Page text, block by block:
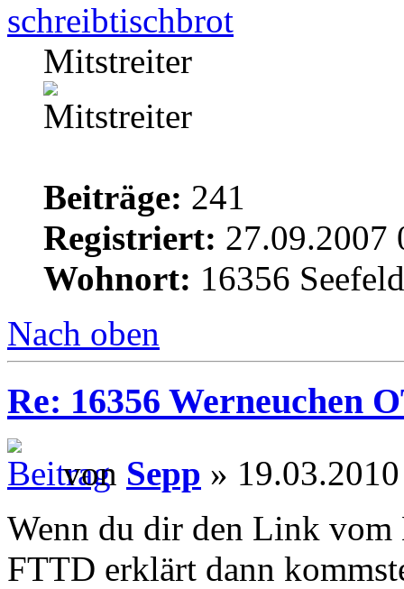
schreibtischbrot
Mitstreiter
Beiträge: 241
Registriert: 27.09.2007
Wohnort: 16356 Seefeld
Nach oben
Re: 16356 Werneuchen
von Sepp »
Wenn du dir den Link vom
FTTD erklärt dann